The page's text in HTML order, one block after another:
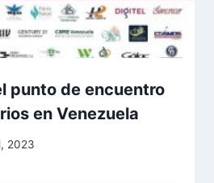
punto de encuentro
en Venezuela
2023